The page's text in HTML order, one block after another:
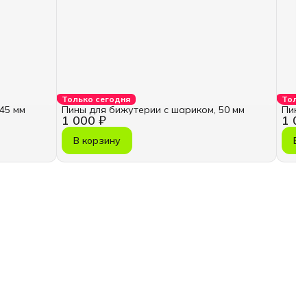
мм
Только сегодня
1 000 ₽
Пины для бижутерии с шариком, 50 мм
В корзину
1
В